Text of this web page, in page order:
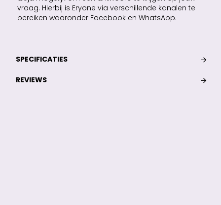
vraag. Hierbij is Eryone via verschillende kanalen te
bereiken waaronder Facebook en WhatsApp.
SPECIFICATIES
REVIEWS